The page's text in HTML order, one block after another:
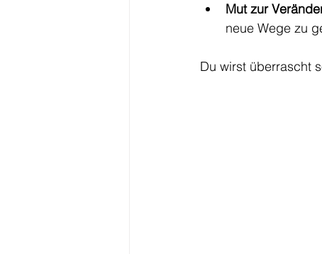
Mut zur
neue Wege zu
Du wirst überrascht